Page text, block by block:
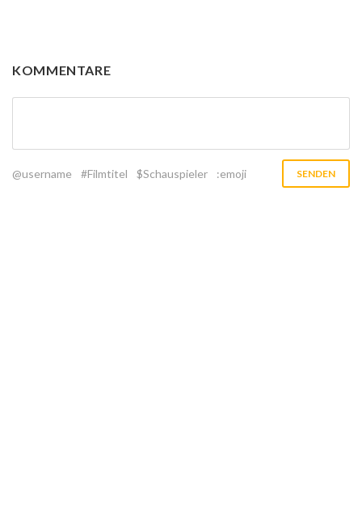
KOMMENTARE
@username #Filmtitel $Schauspieler :emoji